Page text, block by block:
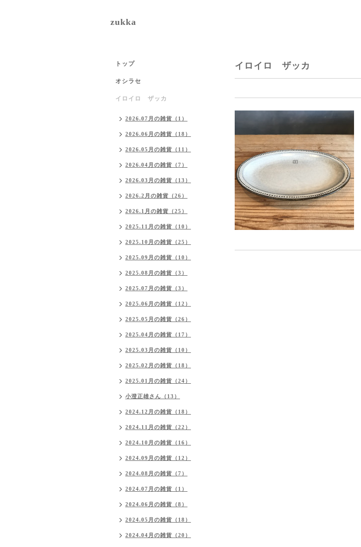
zukka
イロイロ ザッカ
トップ
オシラセ
イロイロ ザッカ
2026.07月の雑貨（1）
2026.06月の雑貨（18）
2026.05月の雑貨（11）
2026.04月の雑貨（7）
2026.03月の雑貨（13）
2026.2月の雑貨（26）
2026.1月の雑貨（25）
2025.11月の雑貨（10）
2025.10月の雑貨（25）
2025.09月の雑貨（10）
2025.08月の雑貨（3）
2025.07月の雑貨（3）
2025.06月の雑貨（12）
2025.05月の雑貨（26）
2025.04月の雑貨（17）
2025.03月の雑貨（10）
2025.02月の雑貨（18）
2025.01月の雑貨（24）
小澄正雄さん（13）
2024.12月の雑貨（18）
2024.11月の雑貨（22）
2024.10月の雑貨（16）
2024.09月の雑貨（12）
2024.08月の雑貨（7）
2024.07月の雑貨（1）
2024.06月の雑貨（8）
2024.05月の雑貨（18）
2024.04月の雑貨（20）